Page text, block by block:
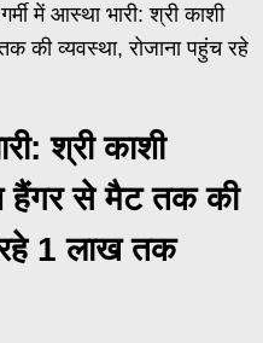
में आस्था भारी: श्री काशी
की व्यवस्था, रोजाना पहुंच रहे
श्री काशी
हैंगर से मैट तक की
रहे 1 लाख तक